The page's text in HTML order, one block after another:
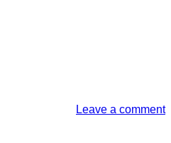
Leave a comment